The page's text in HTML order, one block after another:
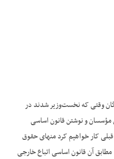
وقتی که نخست‌وزیر شدند در
مؤسسان و نوشتن قانون اساسی
کار خواهیم کرد منهای حقوق
آن قانون اساسی اتباع خارجی